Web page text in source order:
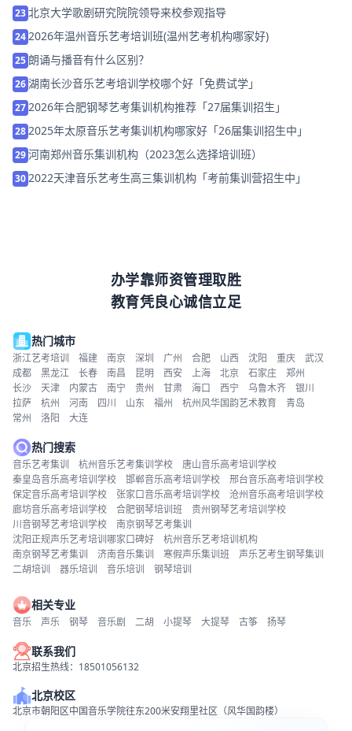
23 北京大学歌剧研究院院领导来校参观指导
24 2026年温州音乐艺考培训班(温州艺考机构哪家好)
25 朗诵与播音有什么区别？
26湖南长沙音乐艺考培训学校哪个好「免费试学」
27 2026年合肥钢琴艺考集训机构推荐「27届集训招生」
28 2025年太原音乐艺考集训机构哪家好「26届集训招生中」
29河南郑州音乐集训机构（2023怎么选择培训班）
30 2022天津音乐艺考生高三集训机构「考前集训营招生中」
办学靠师资管理取胜
教育凭良心诚信立足
热门城市
浙江艺考培训 福建 南京 深圳 广州 合肥 山西 沈阳 重庆
武汉
成都
黑龙江 长春 南昌 昆明 西安 上海 北京 石家庄
郑州
长沙
天津 内蒙古 南宁 贵州 甘肃 海口 西宁 乌鲁木齐
银川
拉萨
杭州 河南 四川 山东 福州 杭州风华国韵艺术教育
青岛
常州
洛阳 大连
热门搜索
音乐艺考集训 杭州音乐艺考集训学校
唐山音乐高考培训学校
秦皇岛音乐高考培训学校
邯郸音乐高考培训学校
邢台音乐高考培训学校
保定音乐高考培训学校
张家口音乐高考培训学校
沧州音乐高考培训学校
廊坊音乐高考培训学校
合肥钢琴培训班
贵州钢琴艺考培训学校
川音钢琴艺考培训学校
南京钢琴艺考集训
沈阳正规声乐艺考培训哪家口碑好
杭州音乐艺考培训机构
南京钢琴艺考集训
济南音乐集训 寒假声乐集训班
声乐艺考生钢琴集训
二胡培训
器乐培训 音乐培训 钢琴培训
相关专业
音乐 声乐 钢琴 音乐剧 二胡 小提琴 大提琴 古筝 扬琴
联系我们
北京招生热线：18501056132
北京校区
北京市朝阳区中国音乐学院往东200米安翔里社区（风华国韵楼）